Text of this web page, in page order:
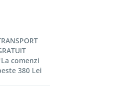
comenzi
380 Lei